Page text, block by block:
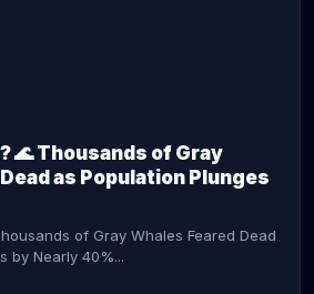
🌊 Thousands of Gray
as Population Plunges
of Gray Whales Feared Dead
by Nearly 40%...